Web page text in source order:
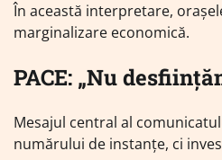
În această interpretare,
marginalizare economică.
PACE: „Nu
Mesajul central al
numărului de instanțe, ci